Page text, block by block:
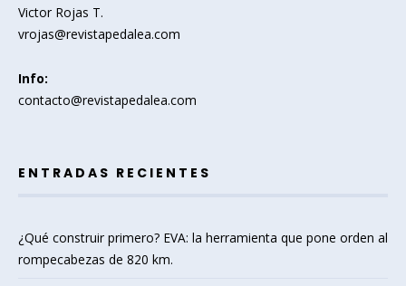
Victor Rojas T.
vrojas@revistapedalea.com
Info:
contacto@revistapedalea.com
ENTRADAS RECIENTES
¿Qué construir primero? EVA: la herramienta que pone orden al
rompecabezas de 820 km.